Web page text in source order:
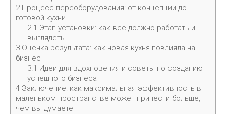
2Процесс переоборудования: от концепции до
готовой кухни
2.1 Этап установки: как всё должно работать и
выглядеть
3 Оценка результата: как новая кухня повлияла на
бизнес
3.1 Идеи для вдохновения и советы по созданию
успешного бизнеса
4 Заключение: как максимальная эффективность в
маленьком пространстве может принести больше,
чем вы думаете